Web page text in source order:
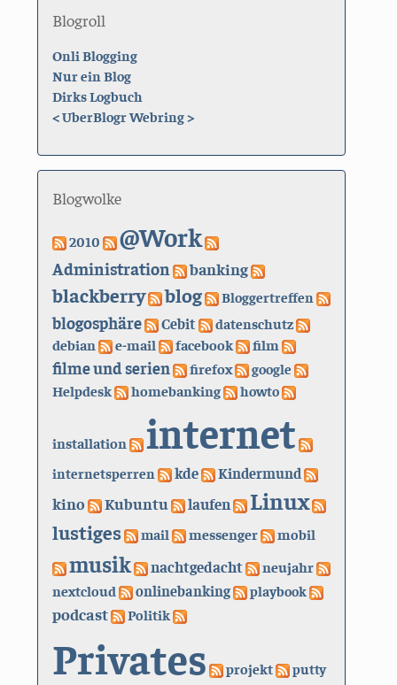
Blogroll
Onli Blogging
Nur ein Blog
Dirks Logbuch
<UberBlogr Webring>
Blogwolke
2010 @Work
Administration banking
blackberry blog Bloggertreffen
blogosphäre Cebit datenschutz
debian e-mail facebook film
filme und serien firefox
google
Helpdesk
homebanking howto
installation internet
internetsperren kde Kindermund
kino Kubuntu laufen Linux
lustiges mail messenger mobil
musik nachtgedacht neujahr
nextcloud onlinebanking playbook
podcast Politik
Privates projekt putty